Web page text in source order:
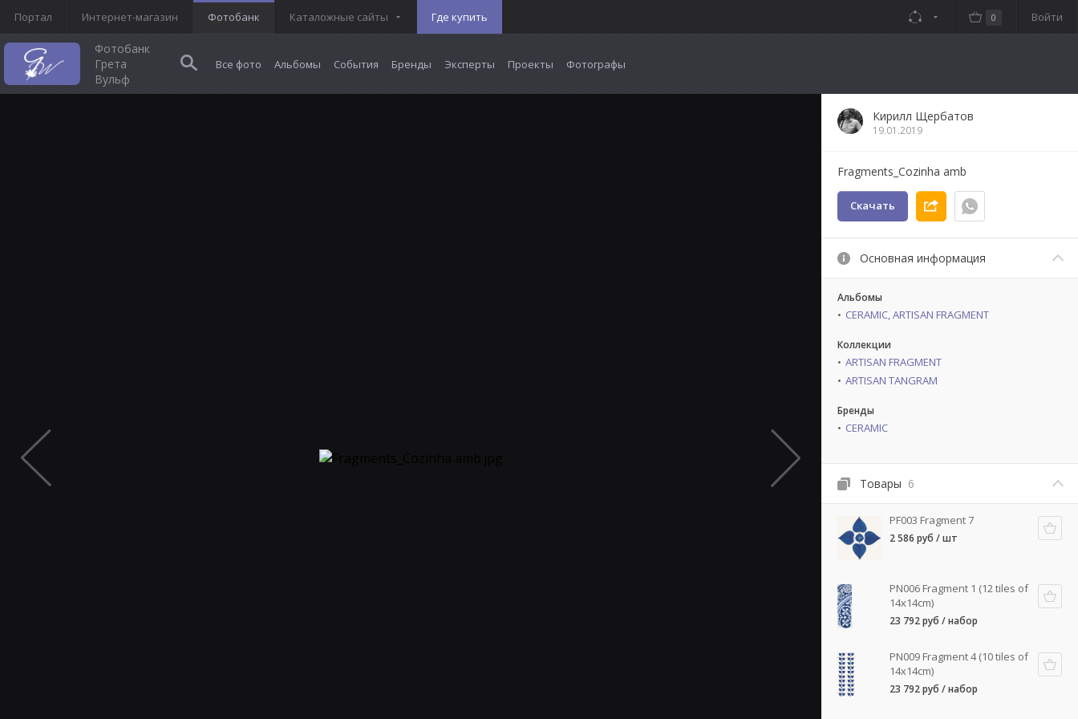
Портал Интернет-магазин Фотобанк Каталожные сайты Где купить Войти
0
Фотобанк
Грета
Вульф
Все фото Альбомы События Бренды Эксперты Проекты Фотографы
Кирилл Щербатов
19.01.2019
Fragments_Cozinha amb
Скачать
Основная информация
Альбомы
CERAMIC, ARTISAN FRAGMENT
Коллекции
ARTISAN FRAGMENT
ARTISAN TANGRAM
Бренды
CERAMIC
Товары 6
PF003 Fragment 7
2 586 руб / шт
PN006 Fragment 1 (12 tiles of
14x14cm)
23 792 руб / набор
PN009 Fragment 4 (10 tiles of
14x14cm)
23 792 руб / набор